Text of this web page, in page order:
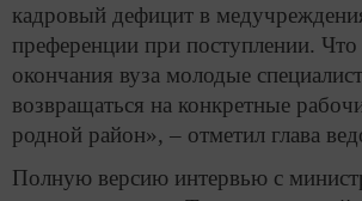
кадровый дефицит в
преференции при поступлении. Что
окончания вуза молодые
возвращаться на конкретные
родной район», – отметил глава
Полную версию интервью с